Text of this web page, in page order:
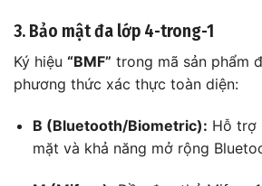
3. Bảo mật đa lớp 4-trong-1
Ký hiệu “BMF” trong mã sản phẩm
phương thức xác thực toàn diện:
B (Bluetooth/Biometric): Hỗ trợ
mặt và khả năng mở rộng